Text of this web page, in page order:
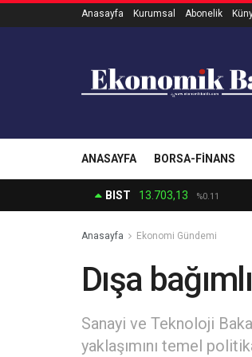
Anasayfa Kurumsal Abonelik
ANASAYFA BORSA-FINANS
BIST 13.703,13 %0.11
Anasayfa Ekonomi Gündemi
Dışa
Sanayi ve Teknoloji
yaklaşımını temel